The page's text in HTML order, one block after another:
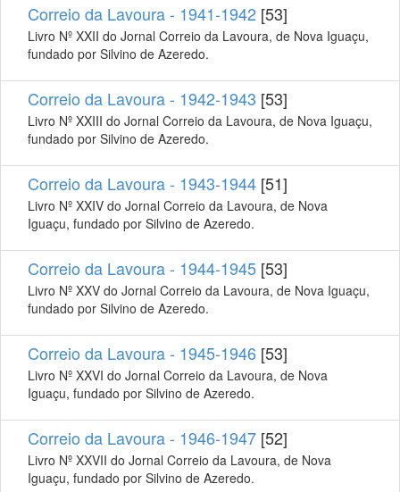
Correio da Lavoura - 1941-1942 [53]
Livro Nº XXII do Jornal Correio da Lavoura, de Nova Iguaçu,
fundado por Silvino de Azeredo.
Correio da Lavoura - 1942-1943 [53]
Livro Nº XXIII do Jornal Correio da Lavoura, de Nova Iguaçu,
fundado por Silvino de Azeredo.
Correio da Lavoura - 1943-1944 [51]
Livro Nº XXIV do Jornal Correio da Lavoura, de Nova
Iguaçu, fundado por Silvino de Azeredo.
Correio da Lavoura - 1944-1945 [53]
Livro Nº XXV do Jornal Correio da Lavoura, de Nova Iguaçu,
fundado por Silvino de Azeredo.
Correio da Lavoura - 1945-1946 [53]
Livro Nº XXVI do Jornal Correio da Lavoura, de Nova
Iguaçu, fundado por Silvino de Azeredo.
Correio da Lavoura - 1946-1947 [52]
Livro Nº XXVII do Jornal Correio da Lavoura, de Nova
Iguaçu, fundado por Silvino de Azeredo.